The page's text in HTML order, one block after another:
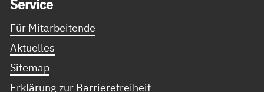
Ser­vice
Für Mitarbeitende
Aktuelles
Sitemap
Erklärung zur Barrierefreiheit